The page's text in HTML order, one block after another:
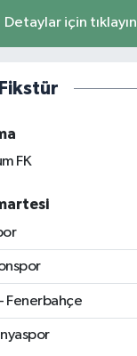
Detaylar için tıklayın
FK
Fenerbahçe